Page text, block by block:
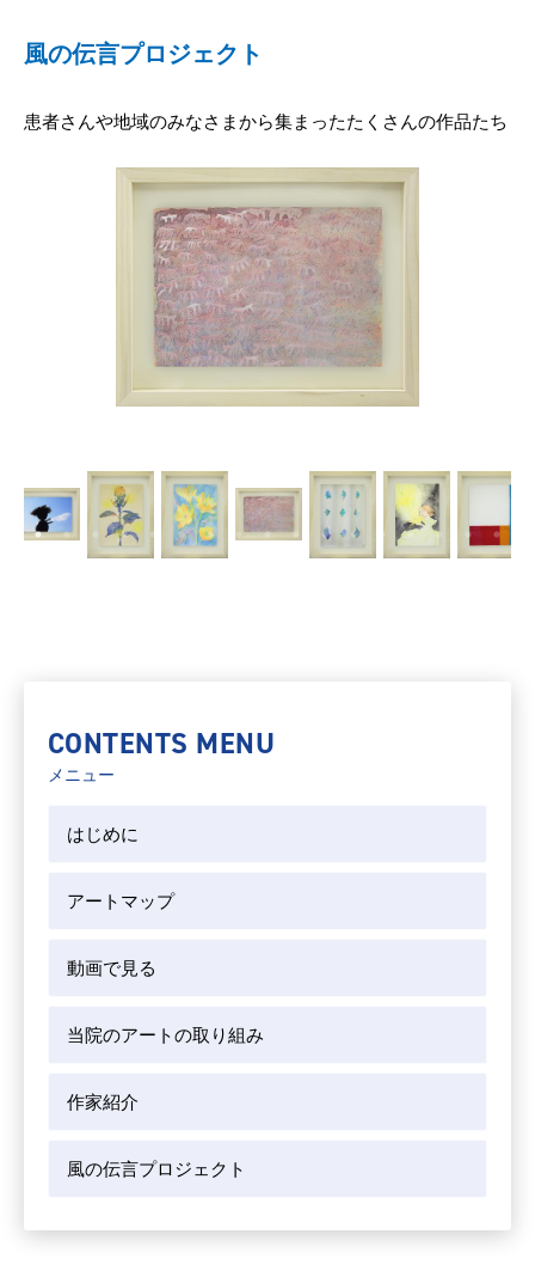
風の伝言プロジェクト
患者さんや地域のみなさまから集まったたくさんの作品たち
CONTENTS MENU
メニュー
はじめに
アートマップ
動画で見る
当院のアートの取り組み
作家紹介
風の伝言プロジェクト